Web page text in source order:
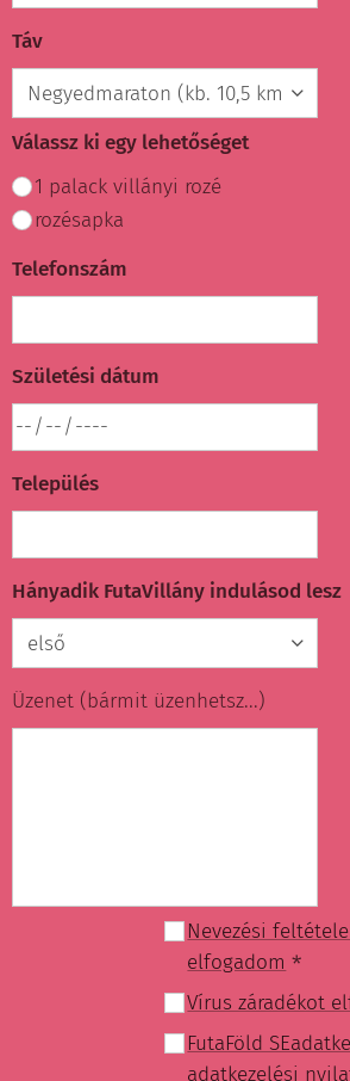
Táv
Válassz ki egy lehetőséget
1 palack villányi rozé
rozésapka
Telefonszám
Születési dátum
Település
Hányadik FutaVillány indulásod lesz
Üzenet (bármit üzenhetsz...)
Nevezési
elfogadom
Vírus záradékot
FutaFöld
adatkezelési